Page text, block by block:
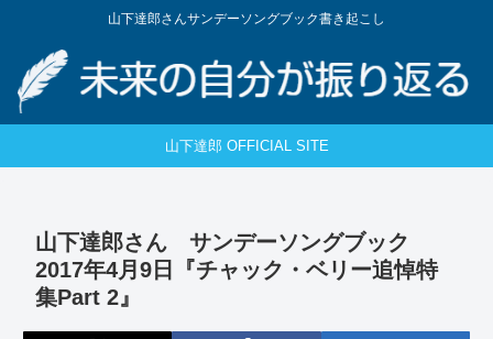
山下達郎さんサンデーソングブック書き起こし
山下達郎 OFFICIAL SITE
山下達郎さん サンデーソングブック
2017年4月9日『チャック・ベリー追悼特
集Part 2』